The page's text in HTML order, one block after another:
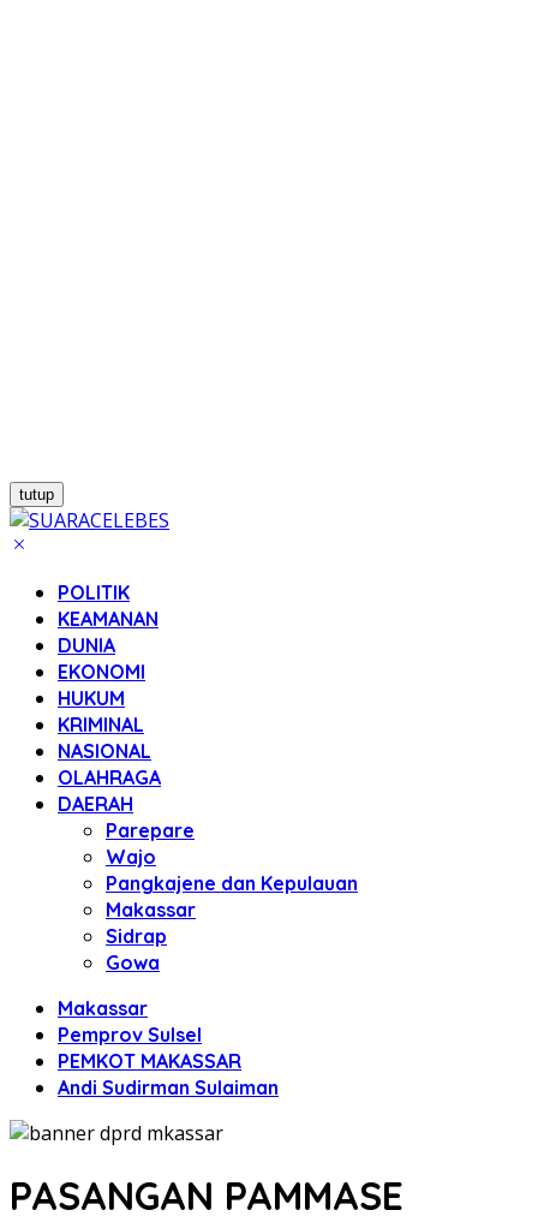
tutup
POLITIK
KEAMANAN
DUNIA
EKONOMI
HUKUM
KRIMINAL
NASIONAL
OLAHRAGA
DAERAH
Parepare
Wajo
Pangkajene dan Kepulauan
Makassar
Sidrap
Gowa
Makassar
Pemprov Sulsel
PEMKOT MAKASSAR
Andi Sudirman Sulaiman
PASANGAN PAMMASE